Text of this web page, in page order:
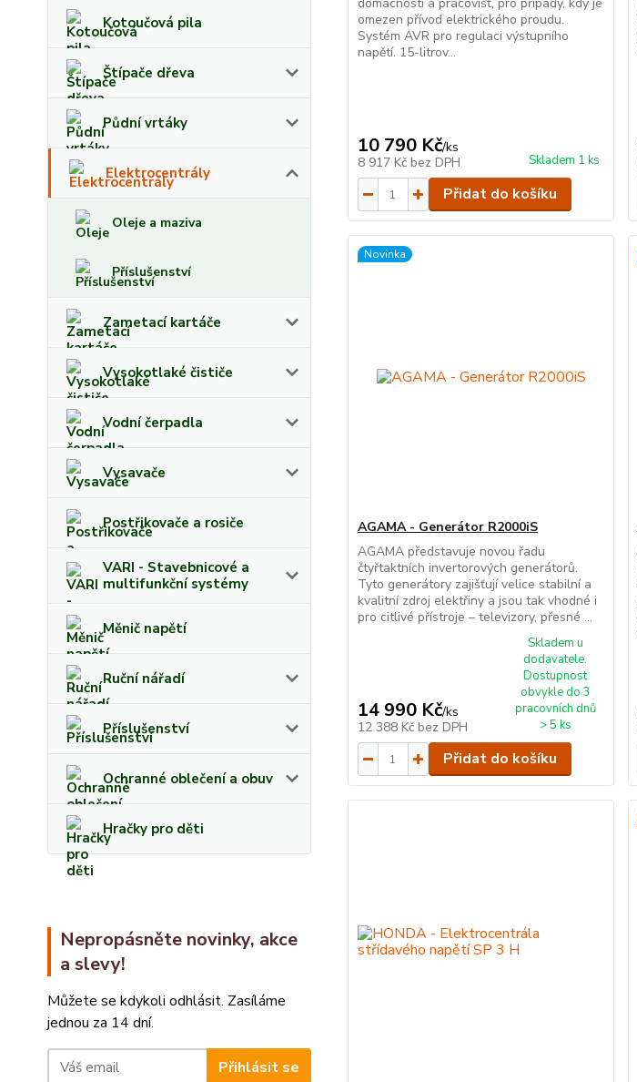
Kotoučová pila
Štípače dřeva
Půdní vrtáky
Elektrocentrály
Oleje a maziva
Příslušenství
Zametací kartáče
Vysokotlaké čističe
Vodní čerpadla
Vysavače
Postřikovače a rosiče
VARI - Stavebnicové a
multifunkční systémy
Měnič napětí
Ruční nářadí
Příslušenství
Ochranné oblečení a obuv
Hračky pro děti
Nepropásněte novinky, akce
a slevy!
Můžete se kdykoli odhlásit. Zasíláme
jednou za 14 dní.
Přihlásit se
omezen přívod elektrického proudu.
Systém AVR pro regulaci výstupního
napětí. 15-litrov...
10 790 Kč/ks
8 917 Kč bez DPH Skladem 1 ks
Přidat do košíku
Novinka
AGAMA - Generátor R2000iS
AGAMA představuje novou řadu
čtyřtaktních invertorových generátorů.
Tyto generátory zajišťují velice stabilní a
kvalitní zdroj elektřiny a jsou tak vhodné i
pro citlivé přístroje – televizory, přesné ...
14 990 Kč/ks
12 388 Kč bez DPH
Skladem u
dodavatele.
Dostupnost
obvykle do 3
pracovních dnů
> 5 ks
Přidat do košíku